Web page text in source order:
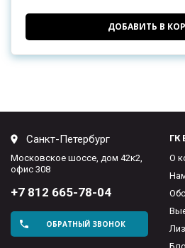
ДОБАВИТЬ В
Санкт-Петербург
Московское шоссе, дом 42к2,
офис 308
+7 812 665-78-04
ОБРАТНЫЙ ЗВОНОК
ГК
О